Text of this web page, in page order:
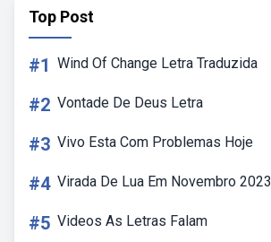
Top Post
#1 Wind Of Change Letra Traduzida
#2 Vontade De Deus Letra
#3 Vivo Esta Com Problemas Hoje
#4 Virada De Lua Em Novembro 2023
#5 Videos As Letras Falam